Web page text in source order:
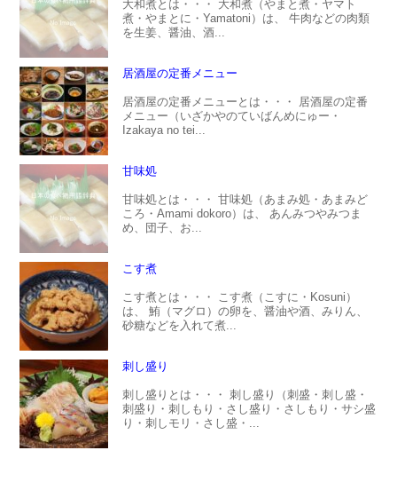
大和煮とは・・・ 大和煮（やまと煮・ヤマト
煮・やまとに・Yamatoni）は、 牛肉などの肉類
を生姜、醤油、酒...
居酒屋の定番メニュー
居酒屋の定番メニューとは・・・ 居酒屋の定番
メニュー（いざかやのていばんめにゅー・
Izakaya no tei...
甘味処
甘味処とは・・・ 甘味処（あまみ処・あまみど
ころ・Amami dokoro）は、 あんみつやみつま
め、団子、お...
こす煮
こす煮とは・・・ こす煮（こすに・Kosuni）
は、 鮪（マグロ）の卵を、醤油や酒、みりん、
砂糖などを入れて煮...
刺し盛り
刺し盛りとは・・・ 刺し盛り（刺盛・刺し盛・
刺盛り・刺しもり・さし盛り・さしもり・サシ盛
り・刺しモリ・さし盛・...